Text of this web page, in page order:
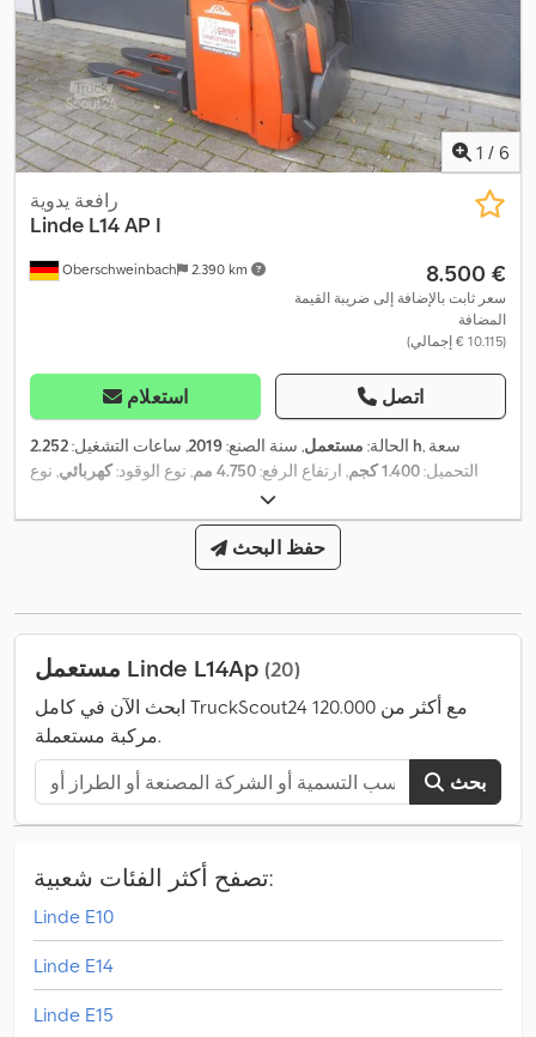
1 / 6
Oberschweinbach 2.390 km
رافعة يدوية
Linde L14 AP I
‏8.500 €
سعر ثابت بالإضافة إلى ضريبة القيمة
المضافة
(‏10.115 € إجمالي)
استعلام اتصل
الحالة: مستعمل, سنة الصنع:2019, ساعات التشغيل: 2.252 h, سعة
التحميل:1.400 كجم , ارتفاع الرفع:4.750 مم , نوع الوقود:كهربائي, نوع
, ارتفاع البناء:
نسبة مئوية, لون:آخر ,
حفظ البحث
مستعمل Linde L14Ap (20)
ابحث الآن في كامل TruckScout24 مع أكثر من 120.000
مركبة مستعملة.
بحث
تصفح أكثر الفئات شعبية:
Linde E10
Linde E14
Linde E15